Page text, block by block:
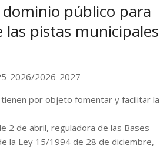
público para
pistas municipales
2026/2026-2027
por objeto fomentar y facilitar la
2 de abril, reguladora de las Bases
la Ley 15/1994 de 28 de diciembre,